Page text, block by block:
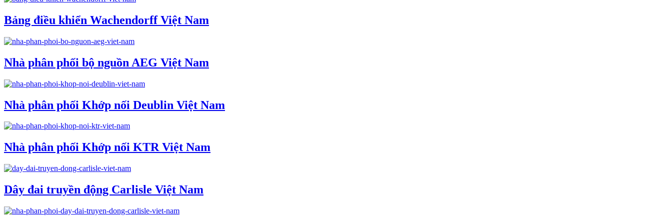
Bảng điều khiển Wachendorff Việt Nam
Nhà phân phối bộ nguồn AEG Việt Nam
Nhà phân phối Khớp nối Deublin Việt Nam
Nhà phân phối Khớp nối KTR Việt Nam
Dây đai truyền động Carlisle Việt Nam